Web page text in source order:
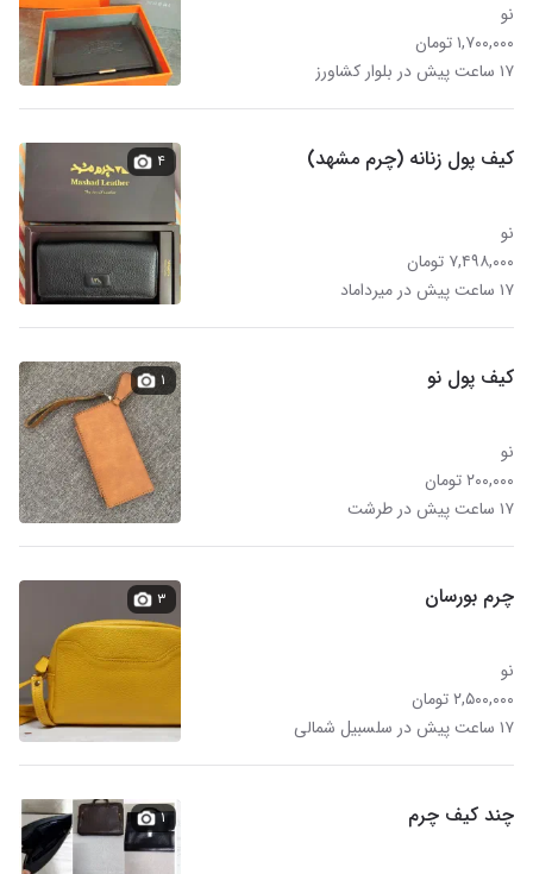
نو
۱,۷۰۰,۰۰۰ تومان
۱۷ ساعت پیش در بلوار کشاورز
کیف پول زنانه (چرم مشهد)
نو
۷,۴۹۸,۰۰۰ تومان
۱۷ ساعت پیش در میرداماد
۴
کیف پول نو
نو
۲۰۰,۰۰۰ تومان
۱۷ ساعت پیش در طرشت
۱
چرم بورسان
نو
۲,۵۰۰,۰۰۰ تومان
۱۷ ساعت پیش در سلسبیل شمالی
۳
چند کیف چرم ۱